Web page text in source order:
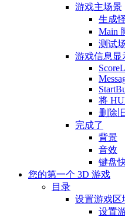
游戏主场景
生成
Main
测试
游戏信息显
将
删除
完成了
背景
音效
键盘
您的第一个 3D 游戏
目录
设置游戏区
设置